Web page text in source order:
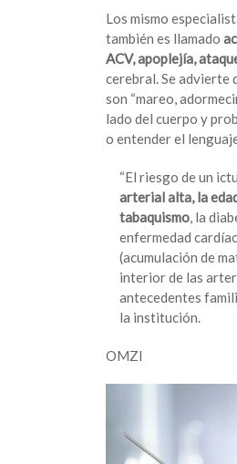
Los mismo
también es llamado
ACV, apoplejía,
cerebral. Se advierte
son “mareo,
lado del cuerpo y
o entender el
“El riesgo de un
arterial alta, la
tabaquismo , la
enfermedad
(acumulación de
interior de las
antecedentes
la institución.
OMZI